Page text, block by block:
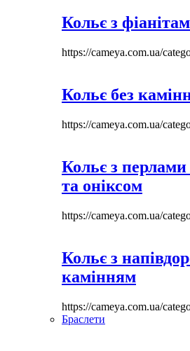
Кольє з
https://cameya.com.ua/
Кольє без
https://cameya.com.ua/
Кольє з
та оніксом
https://cameya.com.ua/
Кольє з
камінням
https://cameya.com.ua/
Браслети